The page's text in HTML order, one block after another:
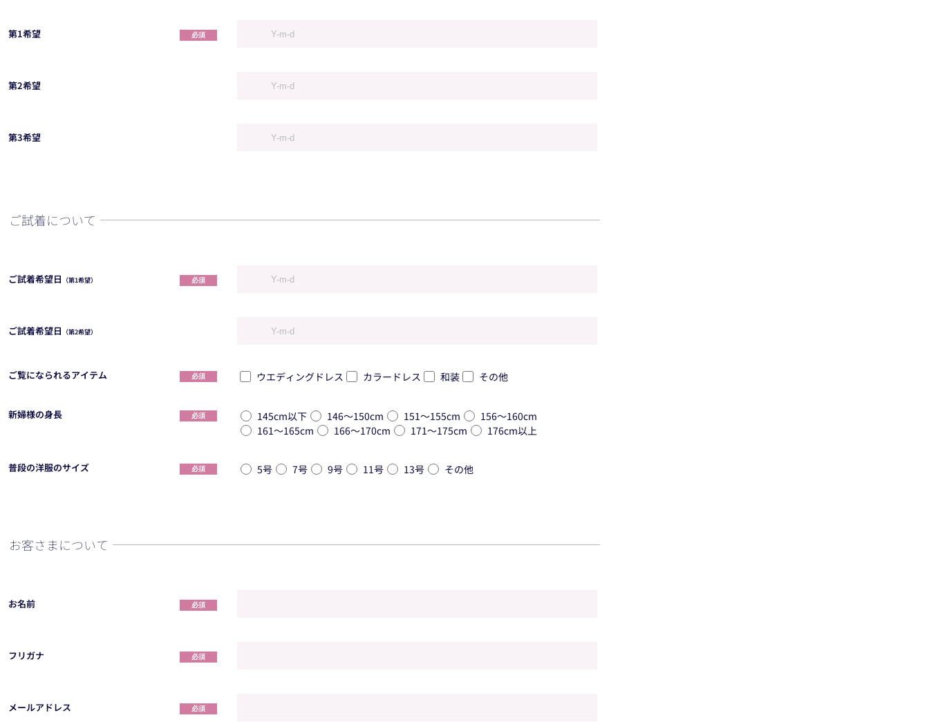
第1希望 必須
第2希望
第3希望
ご試着について
ご試着希望日 （第1希望） 必須
ご試着希望日 （第2希望）
ご覧になられるアイテム 必須 ウエディングドレス カラードレス 和装 その他
新婦様の身長 必須 145cm以下 146〜150cm 151〜155cm
156〜160cm
161〜165cm
166〜170cm 171〜175cm 176cm以上
普段の洋服のサイズ 必須 5号 7号 9号 11号 13号 その他
お客さまについて
お名前 必須
フリガナ 必須
メールアドレス 必須